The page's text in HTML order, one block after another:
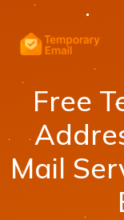
Free
Mail